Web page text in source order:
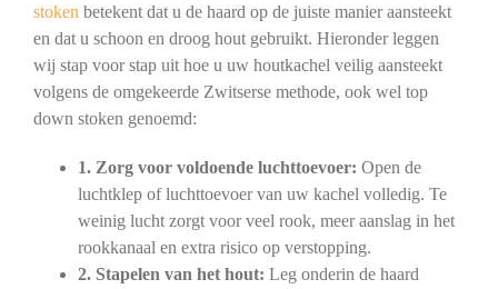
stoken betekent dat u de haard op de juiste manier aansteekt
en dat u schoon en droog hout gebruikt. Hieronder leggen
wij stap voor stap uit hoe u uw houtkachel veilig aansteekt
volgens de omgekeerde Zwitserse methode, ook wel top
down stoken genoemd:
1. Zorg voor voldoende luchttoevoer: Open de
luchtklep of luchttoevoer van uw kachel volledig. Te
weinig lucht zorgt voor veel rook, meer aanslag in het
rookkanaal en extra risico op verstopping.
2. Stapelen van het hout: Leg onderin de haard